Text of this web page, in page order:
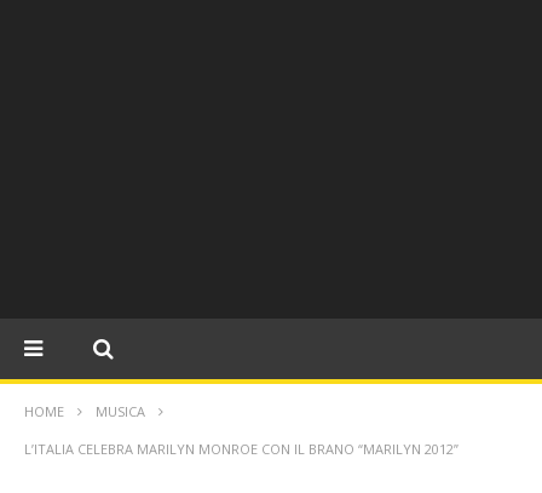
HOME MUSICA
L’ITALIA CELEBRA MARILYN MONROE CON IL BRANO “MARILYN 2012”